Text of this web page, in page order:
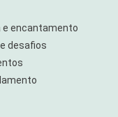
e encantamento
desafios